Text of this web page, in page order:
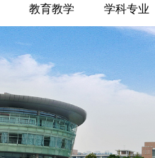
教育教学 学科专业